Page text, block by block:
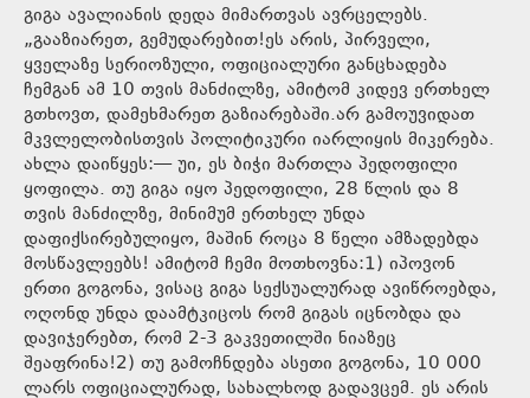
გიგა ავალიანის დედა მიმართვას ავრცელებს.
„გააზიარეთ, გემუდარებით!ეს არის, პირველი,
ყველაზე სერიოზული, ოფიციალური განცხადება
ჩემგან ამ 10 თვის მანძილზე, ამიტომ კიდევ ერთხელ
გთხოვთ, დამეხმარეთ გაზიარებაში.არ გამოუვიდათ
მკვლელობისთვის პოლიტიკური იარლიყის მიკერება.
ახლა დაიწყეს:— უი, ეს ბიჭი მართლა პედოფილი
ყოფილა. თუ გიგა იყო პედოფილი, 28 წლის და 8
თვის მანძილზე, მინიმუმ ერთხელ უნდა
დაფიქსირებულიყო, მაშინ როცა 8 წელი ამზადებდა
მოსწავლეებს! ამიტომ ჩემი მოთხოვნა:1) იპოვონ
ერთი გოგონა, ვისაც გიგა სექსუალურად ავიწროებდა,
ოღონდ უნდა დაამტკიცოს რომ გიგას იცნობდა და
დავიჯერებთ, რომ 2-3 გაკვეთილში ნიაზეც
შეაფრინა!2) თუ გამოჩნდება ასეთი გოგონა, 10 000
ლარს ოფიციალურად, სახალხოდ გადავცემ. ეს არის